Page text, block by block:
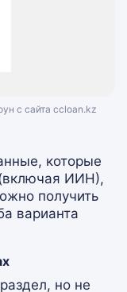
с сайта ccloan.kz
которые
(включая ИИН),
получить
варианта
но не